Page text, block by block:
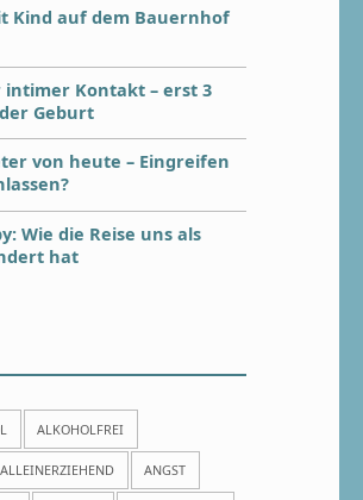
Kind auf dem Bauernhof
Kontakt – erst 3
Geburt
von heute – Eingreifen
Wie die Reise uns als
hat
ALKOHOLFREI
ALLEINERZIEHEND ANGST